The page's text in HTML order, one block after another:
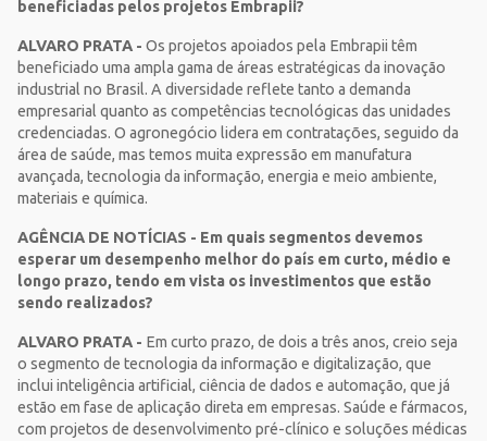
beneficiadas pelos projetos Embrapii?
ALVARO PRATA - Os projetos apoiados pela Embrapii têm
beneficiado uma ampla gama de áreas estratégicas da inovação
industrial no Brasil. A diversidade reflete tanto a demanda
empresarial quanto as competências tecnológicas das unidades
credenciadas. O agronegócio lidera em contratações, seguido da
área de saúde, mas temos muita expressão em manufatura
avançada, tecnologia da informação, energia e meio ambiente,
materiais e química.
AGÊNCIA DE NOTÍCIAS - Em quais segmentos devemos
esperar um desempenho melhor do país em curto, médio e
longo prazo, tendo em vista os investimentos que estão
sendo realizados?
ALVARO PRATA - Em curto prazo, de dois a três anos, creio seja
o segmento de tecnologia da informação e digitalização, que
inclui inteligência artificial, ciência de dados e automação, que já
estão em fase de aplicação direta em empresas. Saúde e fármacos,
com projetos de desenvolvimento pré-clínico e soluções médicas